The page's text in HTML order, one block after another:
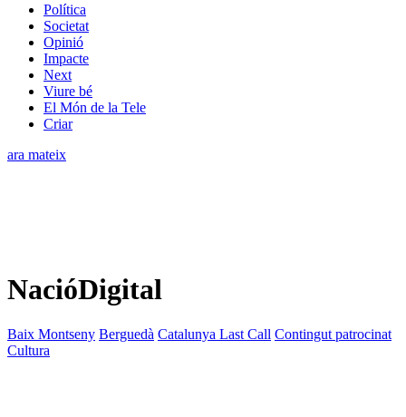
Política
Societat
Opinió
Impacte
Next
Viure bé
El Món de la Tele
Criar
ara mateix
NacióDigital
Baix Montseny Berguedà Catalunya Last Call Contingut patrocinat
Cultura